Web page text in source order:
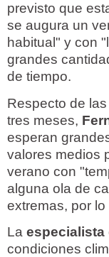
previsto que
se augura un
habitual" y con
grandes
de tiempo.
Respecto de
tres meses,
esperan
valores medios
verano con
alguna ola de
extremas, por
La especialista
condiciones